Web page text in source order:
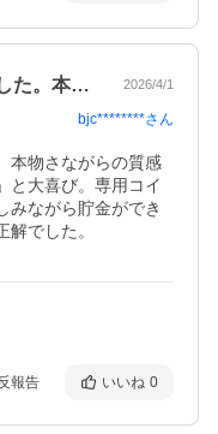
親戚の子への入学祝いで贈りました。本物… 2026/4/1
bjc********さん
本物さながらの質感
と大喜び。専用コイ
みながら貯金ができ
でした。
報告 いいね 0